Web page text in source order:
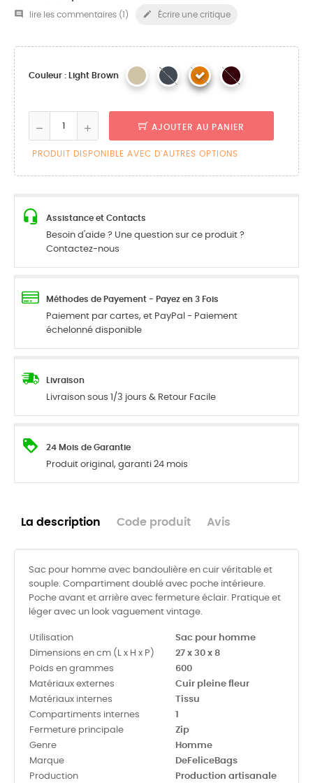
 lire les commentaires (1 )  Écrire une critique
Couleur : Light Brown
AJOUTER AU PANIER
PRODUIT DISPONIBLE AVEC D'AUTRES OPTIONS
Assistance et Contacts
Besoin d'aide ? Une question sur ce produit ?
Contactez-nous
Méthodes de Payement - Payez en 3 Fois
Paiement par cartes, et PayPal - Paiement
échelonné disponible
Livraison
Livraison sous 1/3 jours & Retour Facile
24 Mois de Garantie
Produit original, garanti 24 mois
La description Code produit Avis
Sac pour homme avec bandoulière en cuir véritable et
souple. Compartiment doublé avec poche intérieure.
Poche avant et arrière avec fermeture éclair. Pratique et
léger avec un look vaguement vintage.
Utilisation
Sac pour homme
Dimensions en cm (L x H x P)
27 x 30 x 8
Poids en grammes
600
Matériaux externes
Cuir pleine fleur
Matériaux internes
Tissu
Compartiments internes
1
Fermeture principale
Zip
Genre
Homme
Marque
DeFeliceBags
Production
Production artisanale